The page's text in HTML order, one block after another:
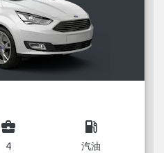
business_center
4
local_gas_station
汽油